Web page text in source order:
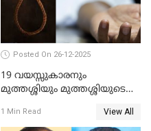
Posted On 26-12-2025
19 വയസ്സുകാരനും
മുത്തശ്ശിയും മുത്തശ്ശിയുടെ
മരിച്ചനിലയിൽ
1 Min Read View All